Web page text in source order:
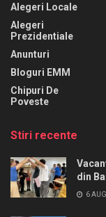
Alegeri Locale
Alegeri
Prezidentiale
Anunturi
Bloguri EMM
Chipuri De
Poveste
Stiri recente
din
6